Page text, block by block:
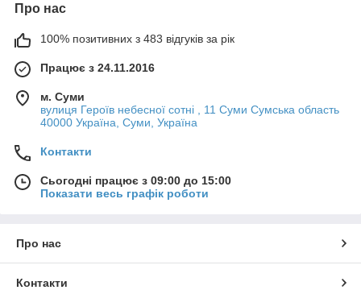
Про нас
100% позитивних з 483 відгуків за рік
Працює з 24.11.2016
м. Суми
вулиця Героїв небесної сотні , 11 Суми Сумська область
40000 Україна, Суми, Україна
Контакти
Сьогодні працює з 09:00 до 15:00
Показати весь графік роботи
Про нас
Контакти